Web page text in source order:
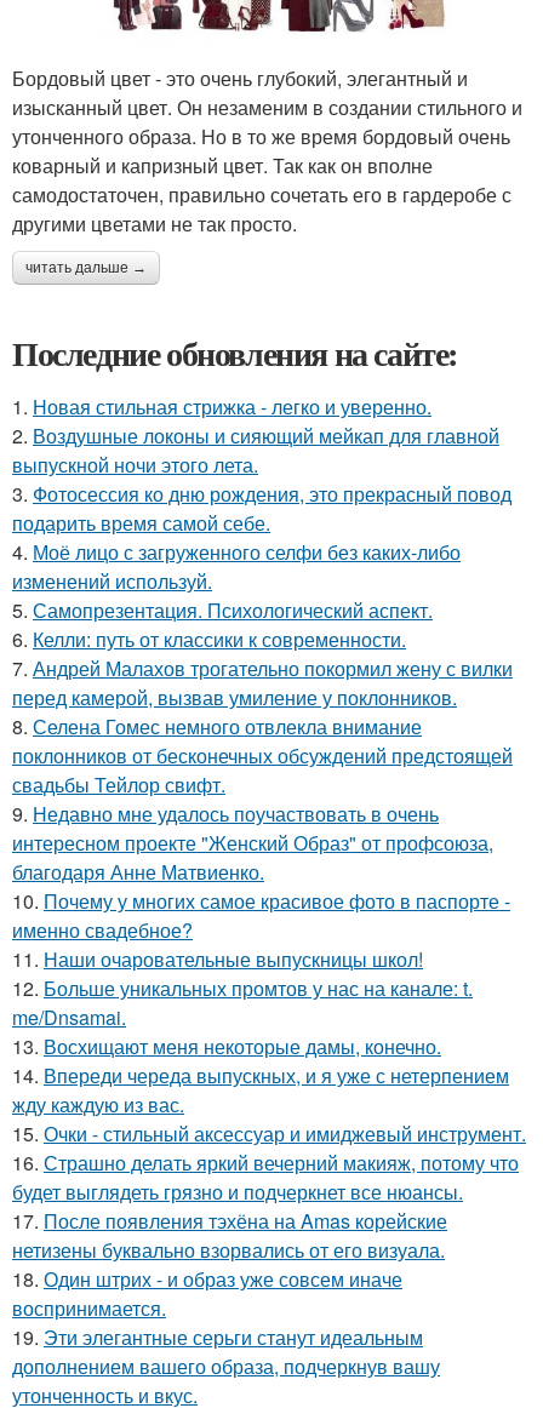
Бордовый цвет - это очень глубокий, элегантный и
изысканный цвет. Он незаменим в создании стильного и
утонченного образа. Но в то же время бордовый очень
коварный и капризный цвет. Так как он вполне
самодостаточен, правильно сочетать его в гардеробе с
другими цветами не так просто.
читать дальше →
Последние обновления на сайте:
1. Новая стильная стрижка - легко и уверенно.
2. Воздушные локоны и сияющий мейкап для главной
выпускной ночи этого лета.
3. Фотосессия ко дню рождения, это прекрасный повод
подарить время самой себе.
4. Моё лицо с загруженного селфи без каких-либо
изменений используй.
5. Самопрезентация. Психологический аспект.
6. Келли: путь от классики к современности.
7. Андрей Малахов трогательно покормил жену с вилки
перед камерой, вызвав умиление у поклонников.
8. Селена Гомес немного отвлекла внимание
поклонников от бесконечных обсуждений предстоящей
свадьбы Тейлор свифт.
9. Недавно мне удалось поучаствовать в очень
интересном проекте "Женский Образ" от профсоюза,
благодаря Анне Матвиенко.
10. Почему у многих самое красивое фото в паспорте -
именно свадебное?
11. Наши очаровательные выпускницы школ!
12. Больше уникальных промтов у нас на канале: t.
me/Dnsamai.
13. Восхищают меня некоторые дамы, конечно.
14. Впереди череда выпускных, и я уже с нетерпением
жду каждую из вас.
15. Очки - стильный аксессуар и имиджевый инструмент.
16. Страшно делать яркий вечерний макияж, потому что
будет выглядеть грязно и подчеркнет все нюансы.
17. После появления тэхёна на Amas корейские
нетизены буквально взорвались от его визуала.
18. Один штрих - и образ уже совсем иначе
воспринимается.
19. Эти элегантные серьги станут идеальным
дополнением вашего образа, подчеркнув вашу
утонченность и вкус.